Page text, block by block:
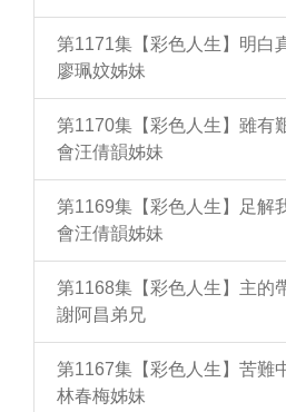
第1171集【彩色人生】明白
廖珮妏姊妹
第1170集【彩色人生】雖有
會汪倩韻姊妹
第1169集【彩色人生】足解
會汪倩韻姊妹
第1168集【彩色人生】主的
謝阿昌弟兄
第1167集【彩色人生】苦難
林春梅姊妹